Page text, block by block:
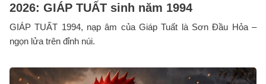
2026: GIÁP TUẤT sinh năm 1994
GIÁP TUẤT 1994, nạp âm của Giáp Tuất là Sơn Đầu Hỏa –
ngọn lửa trên đỉnh núi.